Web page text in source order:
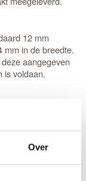
Over
12 mm
mm in de breedte.
aangegeven
is voldaan.
op standaard